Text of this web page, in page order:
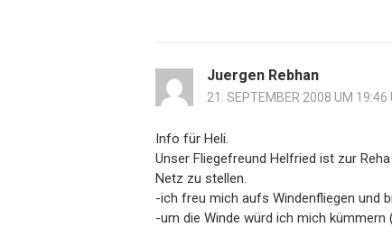
Juergen Rebhan
21. SEPTEMBER 2008 UM 19:46
Info für Heli.
Unser Fliegefreund Helfried ist zur
Netz zu stellen.
-ich freu mich aufs Windenfliegen und
-um die Winde würd ich mich